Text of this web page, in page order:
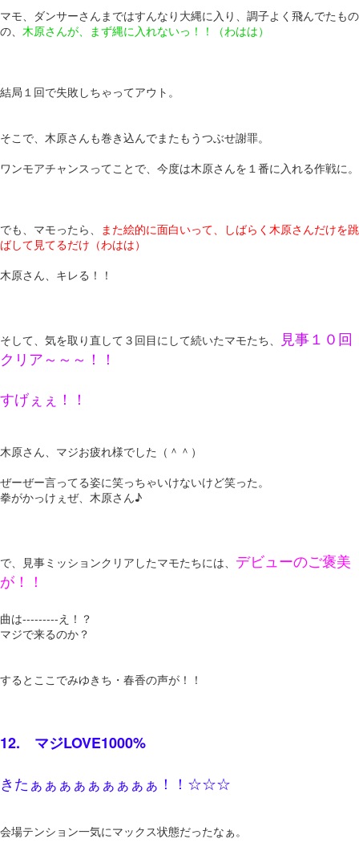
マモ、ダンサーさんまではすんなり大縄に入り、調子よく飛んでたもの
の、 木原さんが、まず縄に入れないっ！！（わはは）
結局１回で失敗しちゃってアウト。
そこで、木原さんも巻き込んでまたもうつぶせ謝罪。
ワンモアチャンスってことで、今度は木原さんを１番に入れる作戦に。
でも、マモったら、
また絵的に面白いって、しばらく木原さんだけを跳
ばして見てるだけ（わはは）
木原さん、キレる！！
そして、気を取り直して３回目にして続いたマモたち、
見事１０回
クリア～～～！！
すげぇぇ！！
木原さん、マジお疲れ様でした（＾＾）
ぜーぜー言ってる姿に笑っちゃいけないけど笑った。
拳がかっけぇぜ、木原さん♪
で、見事ミッションクリアしたマモたちには、 デビューのご褒美
が！！
曲は---------え！？
マジで来るのか？
するとここでみゆきち・春香の声が！！
12. マジLOVE1000%
きたぁぁぁぁぁぁぁぁぁ！！☆☆☆
会場テンション一気にマックス状態だったなぁ。